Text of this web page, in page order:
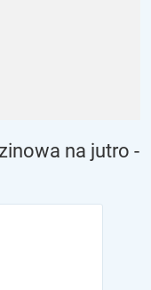
na jutro -